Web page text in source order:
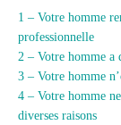
1 – Votre homme
professionnelle
2 – Votre homme a
3 – Votre homme
4 – Votre homme
diverses raisons